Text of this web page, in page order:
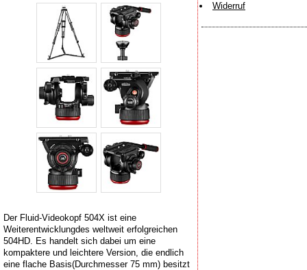
Der Fluid-Videokopf 504X ist eine
Weiterentwicklungdes weltweit erfolgreichen
504HD. Es handelt sich dabei um eine
kompaktere und leichtere Version, die endlich
eine flache Basis(Durchmesser 75 mm) besitzt
Widerruf